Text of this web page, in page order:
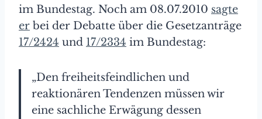
im Bundestag. Noch am 08.07.2010 sagte
er bei der Debatte über die Gesetzanträge
17/2424 und 17/2334 im Bundestag:
„Den freiheitsfeindlichen und
reaktionären Tendenzen müssen wir
eine sachliche Erwägung dessen